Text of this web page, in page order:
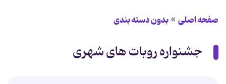
صفحه اصلی بدون دسته بندی
جشنواره روبات های شهری